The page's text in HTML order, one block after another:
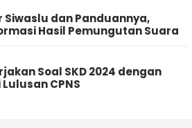
Siwaslu dan Panduannya,
Hasil Pemungutan Suara
Soal SKD 2024 dengan
CPNS